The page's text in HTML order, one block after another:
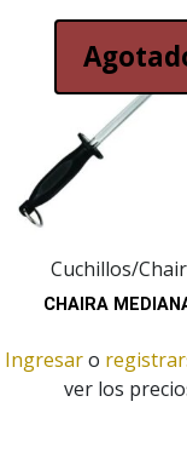
Cuchillos/
CHAIRA
Ingresaro
ver los